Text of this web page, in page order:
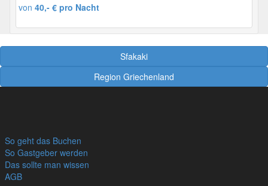
von 40,- € pro Nacht
Sfakaki
Region Griechenland
So geht das Buchen
So Gastgeber werden
Das sollte man wissen
AGB